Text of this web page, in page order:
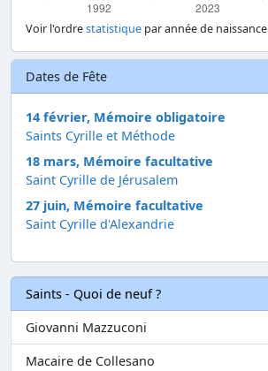
Voir l'ordrestatistique par année de naissance
Dates de Fête
14 février, Mémoire obligatoire
Saints Cyrille et Méthode
18 mars, Mémoire facultative
Saint Cyrille de Jérusalem
27 juin, Mémoire facultative
Saint Cyrille d'Alexandrie
Saints - Quoi de neuf ?
Giovanni Mazzuconi
Macaire de Collesano